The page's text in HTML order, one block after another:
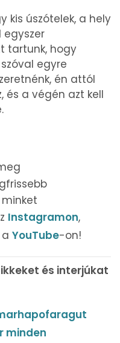
kis úszótelek, a hely
tartunk, hogy
egyre
én attól
és a végén azt kell
Instagramon,
YouTube-on!
és interjúkat
minden